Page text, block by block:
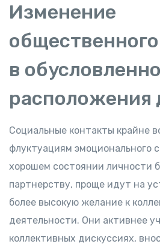
Изменение
в
расположения
Социальные контакты крайне
флуктуациям эмоционального
хорошем состоянии личности
партнерству, проще идут на
более высокую желание к
деятельности. Они активнее
коллективных дискуссиях,